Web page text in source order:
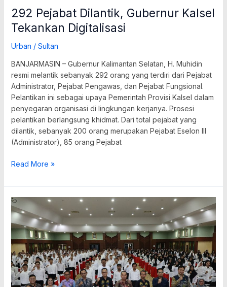
292 Pejabat Dilantik, Gubernur Kalsel
Tekankan Digitalisasi
Urban / Sultan
BANJARMASIN – Gubernur Kalimantan Selatan, H. Muhidin
resmi melantik sebanyak 292 orang yang terdiri dari Pejabat
Administrator, Pejabat Pengawas, dan Pejabat Fungsional.
Pelantikan ini sebagai upaya Pemerintah Provisi Kalsel dalam
penyegaran organisasi di lingkungan kerjanya. Prosesi
pelantikan berlangsung khidmat. Dari total pejabat yang
dilantik, sebanyak 200 orang merupakan Pejabat Eselon III
(Administrator), 85 orang Pejabat
Read More »
Tes
CAT
PPPK
Tahap
II
Kalsel
Dimulai,
2.409